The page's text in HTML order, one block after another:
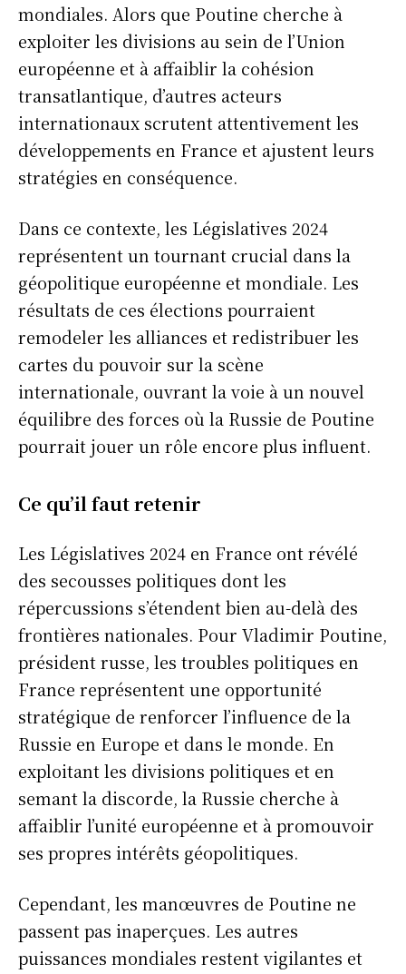
mondiales. Alors que Poutine cherche à
exploiter les divisions au sein de l’Union
européenne et à affaiblir la cohésion
transatlantique, d’autres acteurs
internationaux scrutent attentivement les
développements en France et ajustent leurs
stratégies en conséquence.
Dans ce contexte, les Législatives 2024
représentent un tournant crucial dans la
géopolitique européenne et mondiale. Les
résultats de ces élections pourraient
remodeler les alliances et redistribuer les
cartes du pouvoir sur la scène
internationale, ouvrant la voie à un nouvel
équilibre des forces où la Russie de Poutine
pourrait jouer un rôle encore plus influent.
Ce qu’il faut retenir
Les Législatives 2024 en France ont révélé
des secousses politiques dont les
répercussions s’étendent bien au-delà des
frontières nationales. Pour Vladimir Poutine,
président russe, les troubles politiques en
France représentent une opportunité
stratégique de renforcer l’influence de la
Russie en Europe et dans le monde. En
exploitant les divisions politiques et en
semant la discorde, la Russie cherche à
affaiblir l’unité européenne et à promouvoir
ses propres intérêts géopolitiques.
Cependant, les manœuvres de Poutine ne
passent pas inaperçues. Les autres
puissances mondiales restent vigilantes et